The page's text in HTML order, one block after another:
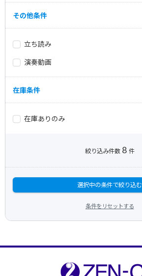
その他条件
立ち読み
演奏動画
在庫条件
在庫ありのみ
絞り込み件数 8 件
選択中の条件で絞り込む
条件をリセットする